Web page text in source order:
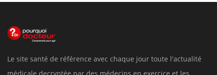
Le site santé de référence avec chaque jour toute l'actualité